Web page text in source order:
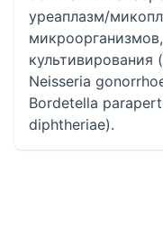
уреаплазм/
культивирования
Neisseria
Bordetella
diphtheriae).